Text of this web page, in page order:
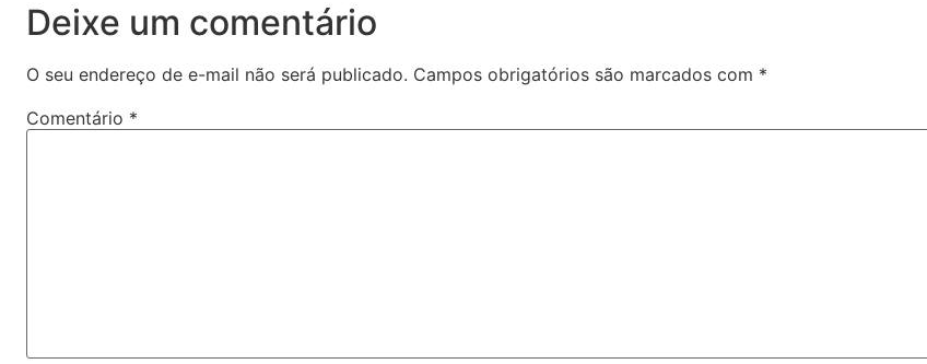
Deixe um comentário
O seu endereço de e-mail não será publicado. Campos obrigatórios são marcados com *
Comentário *